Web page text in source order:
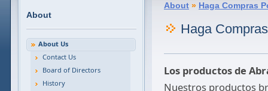
About
About Us
Contact Us
Board of Directors
History
About » Haga Compras
Haga
Los productos de
Nuestros productos